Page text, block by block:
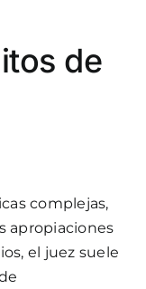
de
complejas,
apropiaciones
el juez suele